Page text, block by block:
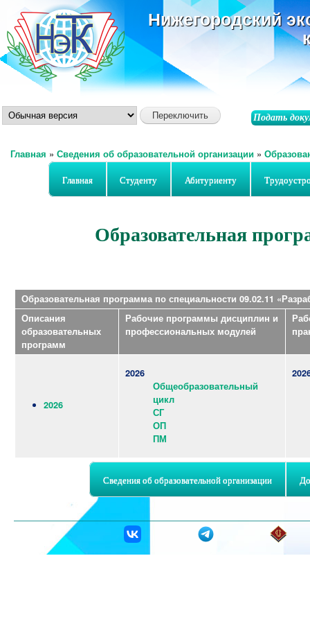
Нижегородский
Подать
Главная » Сведения об образовательной организации »
Главная Студенту Абитуриенту
Образовательная
Образовательная программа по специальности 09.02.11
Описания
образовательных
программ
Рабочие программы дисциплин и
профессиональных модулей
2026
2026
Общеобразовательный
цикл
СГ
ОП
ПМ
Сведения об образовательной организации